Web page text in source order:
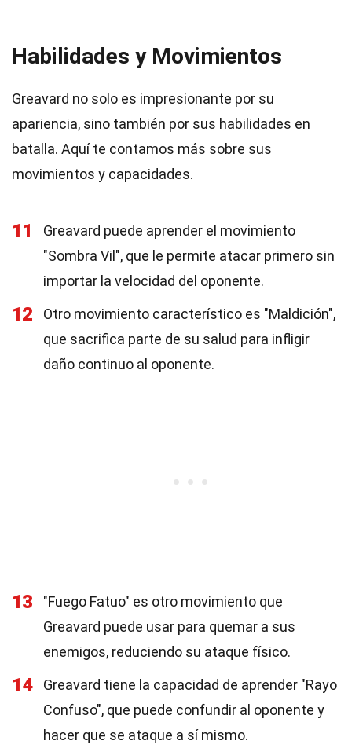
Habilidades y Movimientos
Greavard no solo es impresionante por su
apariencia, sino también por sus habilidades en
batalla. Aquí te contamos más sobre sus
movimientos y capacidades.
11
Greavard puede aprender el movimiento
"Sombra Vil", que le permite atacar primero sin
importar la velocidad del oponente.
12
Otro movimiento característico es "Maldición",
que sacrifica parte de su salud para infligir
daño continuo al oponente.
13
"Fuego Fatuo" es otro movimiento que
Greavard puede usar para quemar a sus
enemigos, reduciendo su ataque físico.
14
Greavard tiene la capacidad de aprender "Rayo
Confuso", que puede confundir al oponente y
hacer que se ataque a sí mismo.